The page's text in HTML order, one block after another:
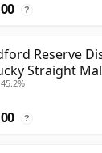
?
Reserve
Straight
?